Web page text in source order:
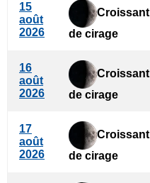
15
août
2026
Croissant
de cirage
16
août
2026
Croissant
de cirage
17
août
2026
Croissant
de cirage